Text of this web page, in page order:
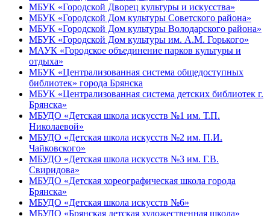
МБУК «Городской Дворец культуры и искусства»
МБУК «Городской Дом культуры Советского района»
МБУК «Городской Дом культуры Володарского района»
МБУК «Городской Дом культуры им. А.М. Горького»
МАУК «Городское объединение парков культуры и
отдыха»
МБУК «Централизованная система общедоступных
библиотек» города Брянска
МБУК «Централизованная система детских библиотек г.
Брянска»
МБУДО «Детская школа искусств №1 им. Т.П.
Николаевой»
МБУДО «Детская школа искусств №2 им. П.И.
Чайковского»
МБУДО «Детская школа искусств №3 им. Г.В.
Свиридова»
МБУДО «Детская хореографическая школа города
Брянска»
МБУДО «Детская школа искусств №6»
МБУДО «Брянская детская художественная школа»